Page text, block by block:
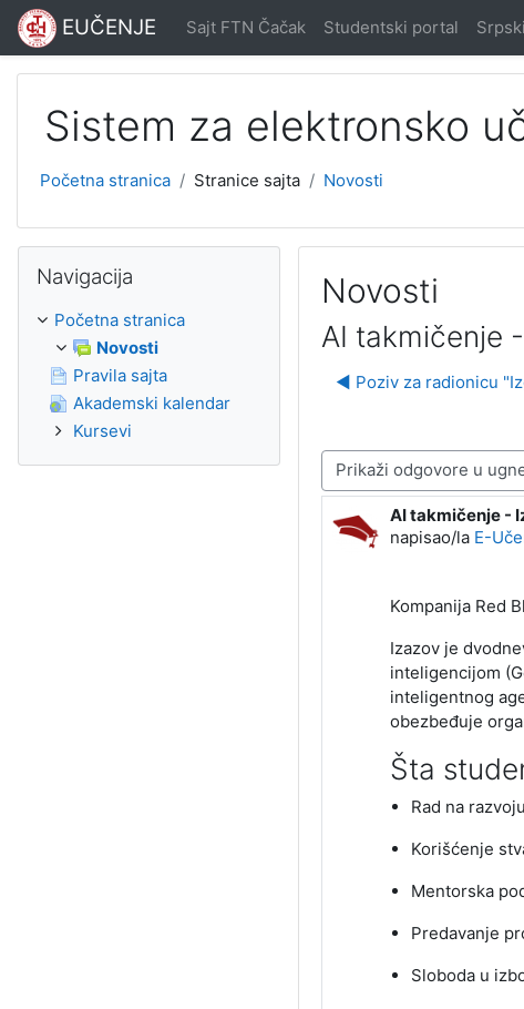
Idi na glavni sadržaj
EUČENJE Sajt FTN Čačak Studentski portal
Sistem za elektronsko
Početna stranica Stranice sajta Novosti
Novosti
AI takmičenje
◀︎ Poziv za radionicu
Način prikazivanja
AI takmičenje -
napisao/la E-
Broj odgovora: 0
Kompanija Red
Izazov je
inteligencijom
inteligentnog
obezbeđuje
Šta
Rad na
Korišćenje
Mentorska
Predavanje
Sloboda u
Navigacija
Početna stranica
Novosti
Pravila sajta
Akademski kalendar
Kursevi